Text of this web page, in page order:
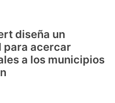
diseña un
para acercar
a los municipios